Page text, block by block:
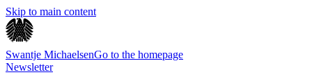
Skip to main content
Swantje MichaelsenGo to the homepage
Newsletter